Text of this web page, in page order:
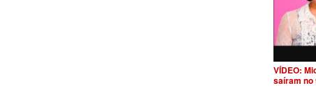
VÍDEO:
saíram no